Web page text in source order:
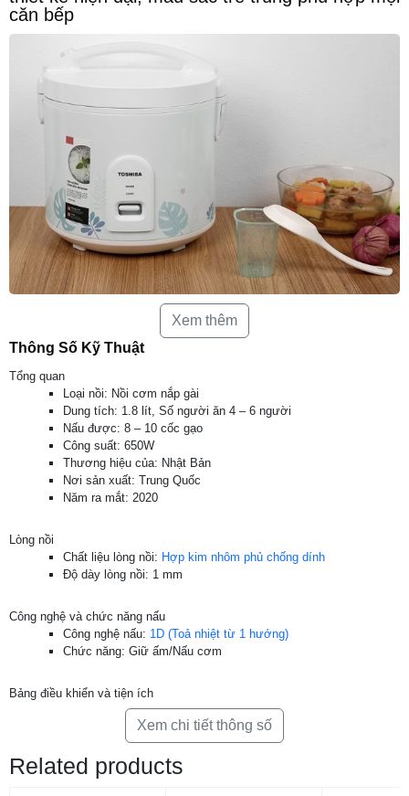
căn bếp
nồi cơm điện1.8 lít đáp ứng tốt nhu
cầu nấu cơm cho gia đình có từ 4 – 6 người
Nút gạt thiết kế ở mặt trước thân nồi cho bạn
chỉnh chức năng nấu và giữ ấm dễ dàng, linh
Giữ ấm tự động lên đến 6 tiếng.
Xem thêm
Thông Số Kỹ Thuật
Tổng quan
Loại nồi: Nồi cơm nắp gài
Dung tích: 1.8 lít, Số người ăn 4 – 6 người
Nấu được: 8 – 10 cốc gạo
Công suất: 650W
Thương hiệu của: Nhật Bản
Nơi sản xuất: Trung Quốc
Năm ra mắt: 2020
Lòng nồi
Chất liệu lòng nồi: Hợp kim nhôm phủ chống dính
Độ dày lòng nồi: 1 mm
Công nghệ và chức năng nấu
Công nghệ nấu: 1D (Toả nhiệt từ 1 hướng)
Chức năng: Giữ ấm/Nấu cơm
Bảng điều khiển và tiện ích
Ngôn ngữ: Tiếng Anh
Điều khiển: Nút gạt
Tiện ích: Có xửng hấp
Xem chi tiết thông số
Related products